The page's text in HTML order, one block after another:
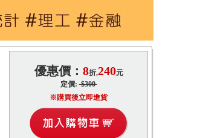
優惠價： 8折,240元
定價:$300
※購買後立即進貨